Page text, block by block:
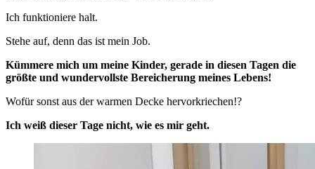
Ich funktioniere halt.
Stehe auf, denn das ist mein Job.
Kümmere mich um meine Kinder, gerade in diesen Tagen die
größte und wundervollste Bereicherung meines Lebens!
Wofür sonst aus der warmen Decke hervorkriechen!?
Ich weiß dieser Tage nicht, wie es mir geht.